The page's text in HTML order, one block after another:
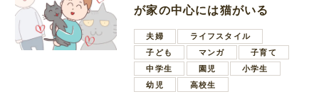
が家の中心には猫がいる
夫婦
ライフスタイル
子ども
マンガ
子育て
中学生
園児
小学生
幼児
高校生